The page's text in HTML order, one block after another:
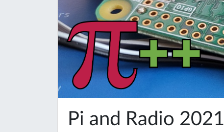
Pi and Radio 2021